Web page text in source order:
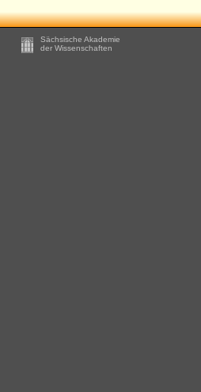
Footer
Sächsische Akademie
der Wissenschaften